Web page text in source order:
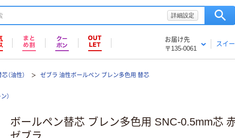
詳細設定
お届け先
〒135-0061
スイ
（油性） ゼブラ 油性ボールペン ブレン多色用 替芯
）
ボールペン替芯 ブレン多色用 SNC-0.5mm芯